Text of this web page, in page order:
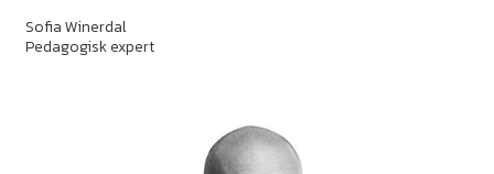
Sofia Winerdal
Pedagogisk expert